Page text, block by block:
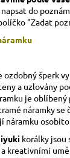
do
"Zadat
ozdobný šperk
a uzlovány
je
náramky se
náramku
korálky jsou
kreativními